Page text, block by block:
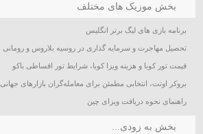
بخش موزیک های مختلف
برنامه بازی های لیگ برتر انگلیس
تحصیل مهاجرت و سرمایه گذاری در روسیه بلاروس و رومانی
قیمت تور کوبا و هزینه ویزا کوبا، شرایط تور اقساطی باکو
بروکر اوتت، انتخابی مطمئن برای معامله‌گران بازارهای جهانی
راهنمای نحوه دریافت ویزای چین
بخش به زودی...